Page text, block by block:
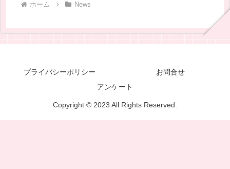
ホーム News
プライバシーポリシー
お問合せ
アンケート
Copyright © 2023 All Rights Reserved.